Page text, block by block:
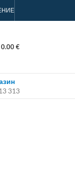
0.00€
313